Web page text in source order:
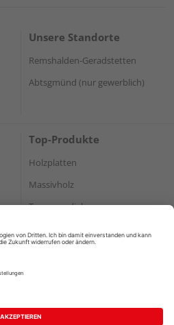
Unsere Standorte
Remshalden-Geradstetten
Abtsgmünd (nur gewerblich)
Top-Produkte
Holzplatten
Massivholz
Terrassendielen
AGB
Barrierefreiheitserklärung